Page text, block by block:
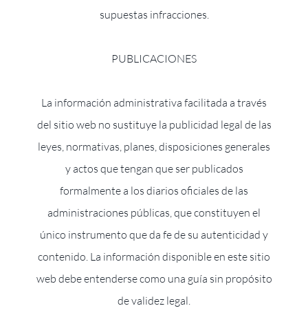
supuestas infracciones.
PUBLICACIONES
La información administrativa facilitada a través
del sitio web no sustituye la publicidad legal de las
leyes, normativas, planes, disposiciones generales
y actos que tengan que ser publicados
formalmente a los diarios oficiales de las
administraciones públicas, que constituyen el
único instrumento que da fe de su autenticidad y
contenido. La información disponible en este sitio
web debe entenderse como una guía sin propósito
de validez legal.